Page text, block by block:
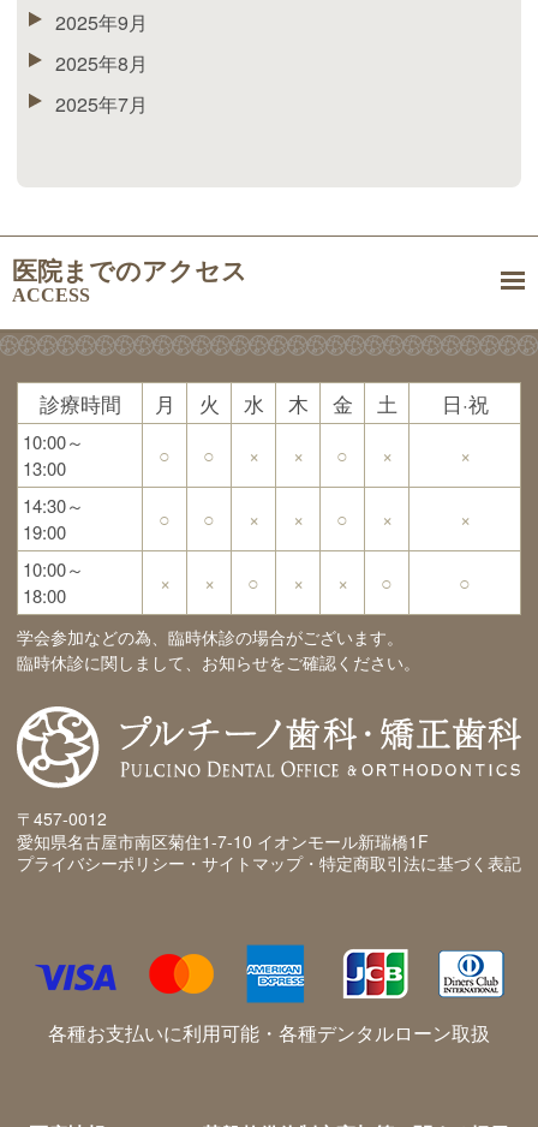
2025年9月
2025年8月
2025年7月
医院までのアクセス
ACCESS
診療時間 月 火 水 木 金 土 日·祝
10:00～
13:00
○ ○ × × ○ × ×
14:30～
19:00
○ ○ × × ○ × ×
10:00～
18:00
× × ○ × × ○ ○
学会参加などの為、臨時休診の場合がございます。
臨時休診に関しまして、お知らせをご確認ください。
〒457-0012
愛知県名古屋市南区菊住1-7-10 イオンモール新瑞橋1F
プライバシーポリシー・サイトマップ・特定商取引法に基づく表記
各種お支払いに利用可能・各種デンタルローン取扱